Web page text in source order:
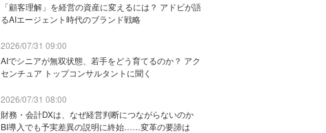
「顧客理解」を経営の資産に変えるには？ アドビが語
るAIエージェント時代のブランド戦略
2026/07/31 09:00
AIでシニアが無双状態、若手をどう育てるのか？ アク
センチュア トップコンサルタントに聞く
2026/07/31 08:00
財務・会計DXは、なぜ経営判断につながらないのか
BI導入でも予実差異の説明に終始……変革の要諦は